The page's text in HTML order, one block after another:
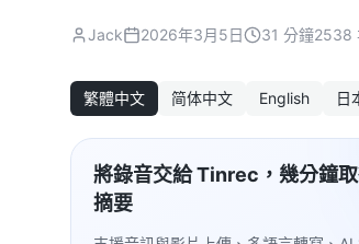
Jack 2026年3月5日 31 分鐘2538
繁體中文 简体中文 English 日
將錄音交給 Tinrec，幾分鐘
摘要